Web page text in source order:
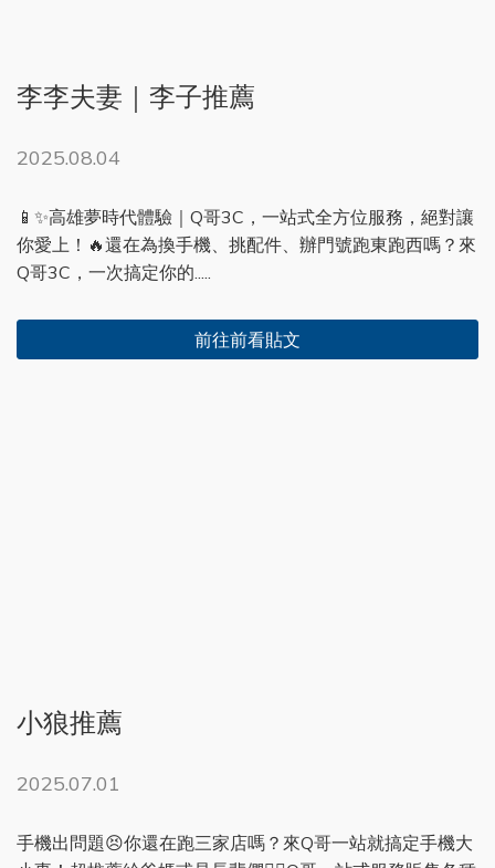
李李夫妻｜李子推薦
2025.08.04
📱✨高雄夢時代體驗｜Q哥3C，一站式全方位服務，絕對讓
你愛上！🔥還在為換手機、挑配件、辦門號跑東跑西嗎？來
Q哥3C，一次搞定你的.....
前往前看貼文
小狼推薦
2025.07.01
手機出問題😣你還在跑三家店嗎？來Q哥一站就搞定手機大